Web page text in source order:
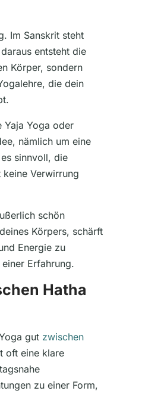
Im Sanskrit steht
entsteht die
Körper, sondern
die dein
Yaja Yoga oder
nämlich um eine
sinnvoll, die
Verwirrung
schön
Körpers, schärft
Energie zu
Erfahrung.
Hatha
gut zwischen
oft eine klare
zu einer Form,